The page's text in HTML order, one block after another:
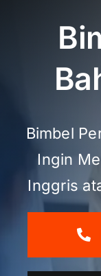
Bimbel
Ingin
Inggris